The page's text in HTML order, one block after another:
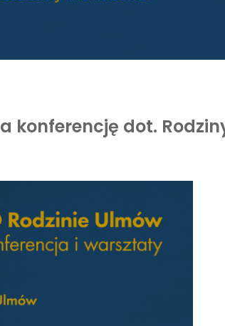
konferencję dot.